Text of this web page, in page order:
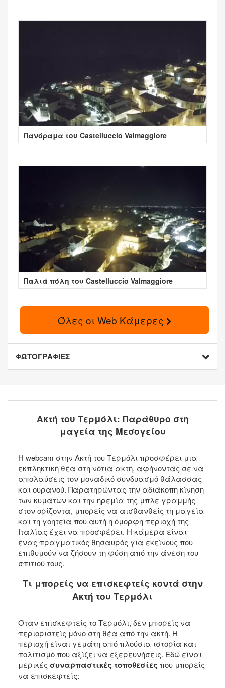
Πανόραμα του Castelluccio Valmaggiore
Παλιά πόλη του Castelluccio Valmaggiore
Όλες οι Web Κάμερες
ΦΩΤΟΓΡΑΦΙΕΣ
Ακτή του Τερμόλι: Παράθυρο στη
μαγεία της Μεσογείου
Η webcam στην Ακτή του Τερμόλι προσφέρει μια
εκπληκτική θέα στη νότια ακτή, αφήνοντάς σε να
απολαύσεις τον μοναδικό συνδυασμό θάλασσας
και ουρανού. Παρατηρώντας την αδιάκοπη κίνηση
των κυμάτων και την ηρεμία της μπλε γραμμής
στον ορίζοντα, μπορείς να αισθανθείς τη μαγεία
και τη γοητεία που αυτή η όμορφη περιοχή της
Ιταλίας έχει να προσφέρει. Η κάμερα είναι
ένας πραγματικός θησαυρός για εκείνους που
επιθυμούν να ζήσουν τη φύση από την άνεση του
σπιτιού τους.
Τι μπορείς να επισκεφτείς κοντά στην
Ακτή του Τερμόλι
Όταν επισκεφτείς το Τερμόλι, δεν μπορείς να
περιοριστείς μόνο στη θέα από την ακτή. Η
περιοχή είναι γεμάτη από πλούσια ιστορία και
πολιτισμό που αξίζει να εξερευνήσεις. Εδώ είναι
μερικές συναρπαστικές τοποθεσίες που μπορείς
να επισκεφτείς: